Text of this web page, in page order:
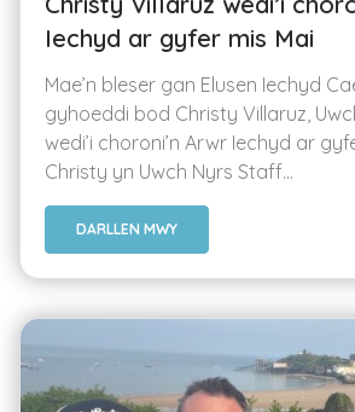
Iechyd ar gyfer mis Mai
Mae’n bleser gan Elusen Iechyd
gyhoeddi bod Christy Villaruz,
wedi’i choroni’n Arwr Iechyd ar
Christy yn Uwch Nyrs Staff...
DARLLEN MWY